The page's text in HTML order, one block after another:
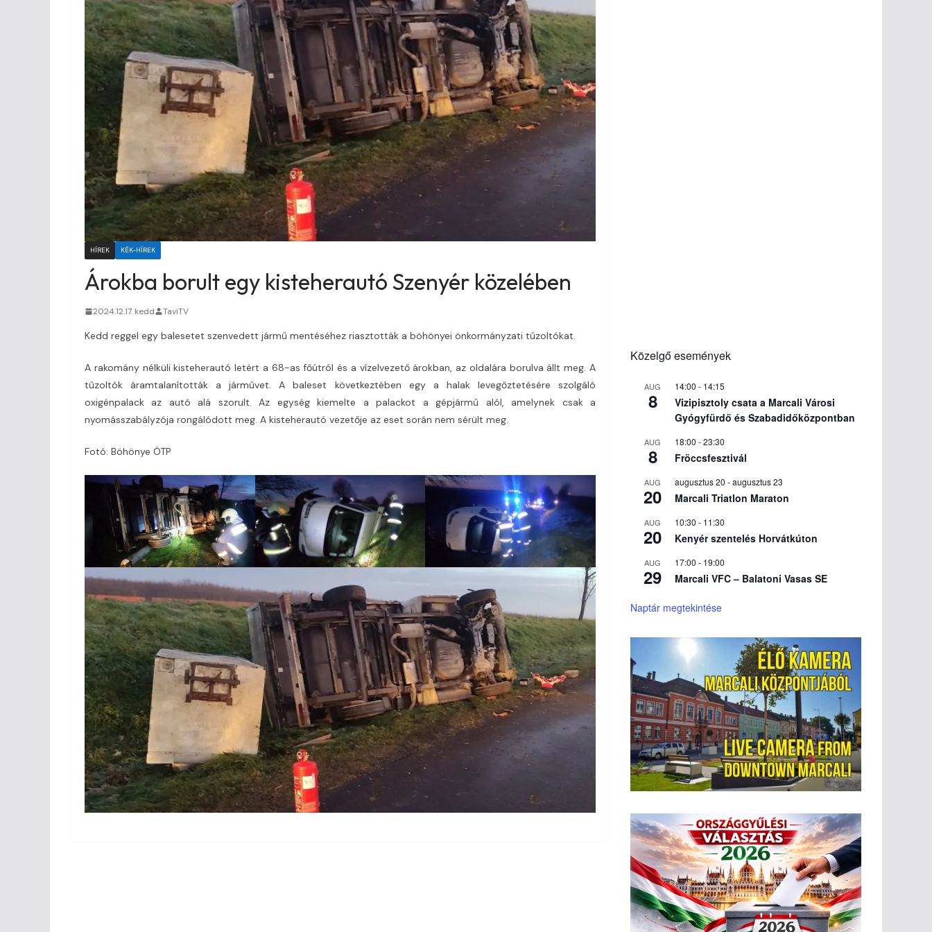
HÍREK KÉK-HÍREK
Árokba borult egy kisteherautó Szenyér közelében
2024.12.17. kedd TaviTV
Kedd reggel egy balesetet szenvedett jármű mentéséhez riasztották a böhönyei önkormányzati tűzoltókat.
A rakomány nélküli kisteherautó letért a 68-as főútról és a vízelvezető árokban, az oldalára borulva állt meg. A
tűzoltók áramtalanították a járművet. A baleset következtében egy a halak levegőztetésére szolgáló
oxigénpalack az autó alá szorult. Az egység kiemelte a palackot a gépjármű alól, amelynek csak a
nyomásszabályzója rongálódott meg. A kisteherautó vezetője az eset során nem sérült meg.
Fotó: Böhönye ÖTP
Közelgő események
AUG
8
14:00 - 14:15
Vizipisztoly csata a Marcali Városi
Gyógyfürdő és Szabadidőközpontban
AUG
8
18:00 -23:30
Fröccsfesztivál
AUG
20
augusztus 20 -augusztus 23
Marcali Triatlon Maraton
AUG
20
10:30 - 11:30
Kenyér szentelés Horvátkúton
AUG
29
17:00 - 19:00
Marcali VFC – Balatoni Vasas SE
Naptár megtekintése